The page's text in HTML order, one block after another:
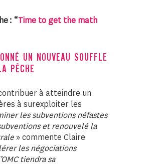
: “Time to get the math
UN NOUVEAU SOUFFLE
PÊCHE
à atteindre un
à surexploiter les
les subventions néfastes
et renouvelé la
» commente Claire
les négociations
tiendra sa